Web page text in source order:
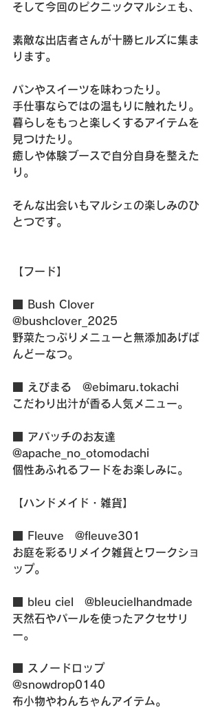
そして今回のピクニックマルシェも、
素敵な出店者さんが十勝ヒルズに集ま
ります。
パンやスイーツを味わったり。
手仕事ならではの温もりに触れたり。
暮らしをもっと楽しくするアイテムを
見つけたり。
癒しや体験ブースで自分自身を整えた
り。
そんな出会いもマルシェの楽しみのひ
とつです。
【フード】
■ Bush Clover
@bushclover_2025
野菜たっぷりメニューと無添加あげぱ
んどーなつ。
■ えびまる　@ebimaru.tokachi
こだわり出汁が香る人気メニュー。
■ アパッチのお友達
@apache_no_otomodachi
個性あふれるフードをお楽しみに。
【ハンドメイド・雑貨】
■ Fleuve　@fleuve301
お庭を彩るリメイク雑貨とワークショ
ップ。
■ bleu ciel　@bleucielhandmade
天然石やパールを使ったアクセサリ
ー。
■ スノードロップ
@snowdrop0140
布小物やわんちゃんアイテム。